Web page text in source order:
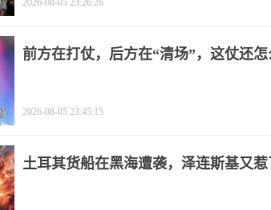
2026-08-05 23:26:26
前方在打仗，后方在“清场”，这仗还怎
2026-08-05 23:45:15
土耳其货船在黑海遭袭，泽连斯基又